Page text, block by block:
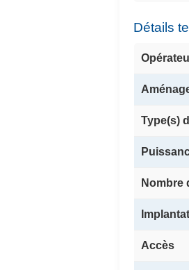
Détails
Type(s)
Nombre
Accès